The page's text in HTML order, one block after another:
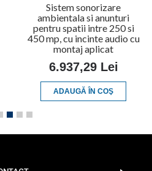
Sistem sonorizare
ambientala si anunturi
pentru spatii intre 250 si
450 mp, cu incinte audio cu
montaj aplicat
6.937,29 Lei
ADAUGĂ ÎN COŞ